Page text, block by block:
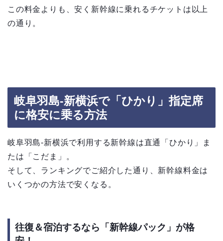
この料金よりも、安く新幹線に乗れるチケットは以上
の通り。
岐阜羽島-新横浜で「ひかり」指定席
に格安に乗る方法
岐阜羽島-新横浜で利用する新幹線は直通「ひかり」ま
たは「こだま」。
そして、ランキングでご紹介した通り、新幹線料金は
いくつかの方法で安くなる。
往復＆宿泊するなら「新幹線パック」が格